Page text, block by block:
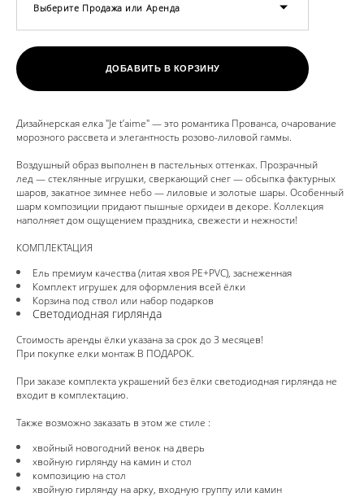
Выберите Продажа или Аренда
ДОБАВИТЬ В КОРЗИНУ
Дизайнерская елка "Je t’aime" — это романтика Прованса, очарование
морозного рассвета и элегантность розово-лиловой гаммы.
Воздушный образ выполнен в пастельных оттенках. Прозрачный
лед — стеклянные игрушки, сверкающий снег — обсыпка фактурных
шаров, закатное зимнее небо — лиловые и золотые шары. Особенный
шарм композиции придают пышные орхидеи в декоре. Коллекция
наполняет дом ощущением праздника, свежести и нежности!
КОМПЛЕКТАЦИЯ
Ель премиум качества (литая хвоя PE+PVC), заснеженная
Комплект игрушек для оформления всей ёлки
Корзина под ствол или набор подарков
Светодиодная гирлянда
Стоимость аренды ёлки указана за срок до 3 месяцев!
При покупке елки монтаж В ПОДАРОК.
При заказе комплекта украшений без ёлки светодиодная гирлянда не
входит в комплектацию.
Также возможно заказать в этом же стиле :
хвойный новогодний венок на дверь
хвойную гирлянду на камин и стол
композицию на стол
хвойную гирлянду на арку, входную группу или камин